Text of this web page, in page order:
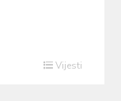
Vijesti